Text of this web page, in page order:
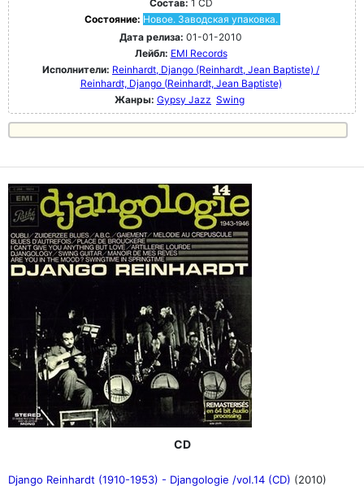
Состав: 1 CD
Состояние: Новое. Заводская упаковка.
Дата релиза: 01-01-2010
Лейбл: EMI Records
Исполнители: Reinhardt, Django (Reinhardt, Jean Baptiste) /
Reinhardt, Django (Reinhardt, Jean Baptiste)
Жанры: Gypsy Jazz Swing
CD
Django Reinhardt (1910-1953) - Djangologie /vol.14 (CD) (2010)